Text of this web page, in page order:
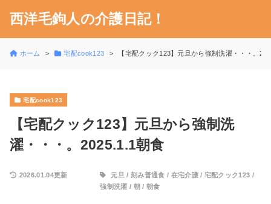
西洋毛鉤人の介護日記！
ホーム 宅配cook123 【宅配クック123】元旦から強制洗濯・・・。
宅配cook123
【宅配クック123】元旦から強制洗
濯・・・。2025.1.1朝食
2026.01.04更新 元旦 / 刻み普通食 / 在宅介護/ 宅配クック123 /
強制洗濯 / 朝/ 朝食